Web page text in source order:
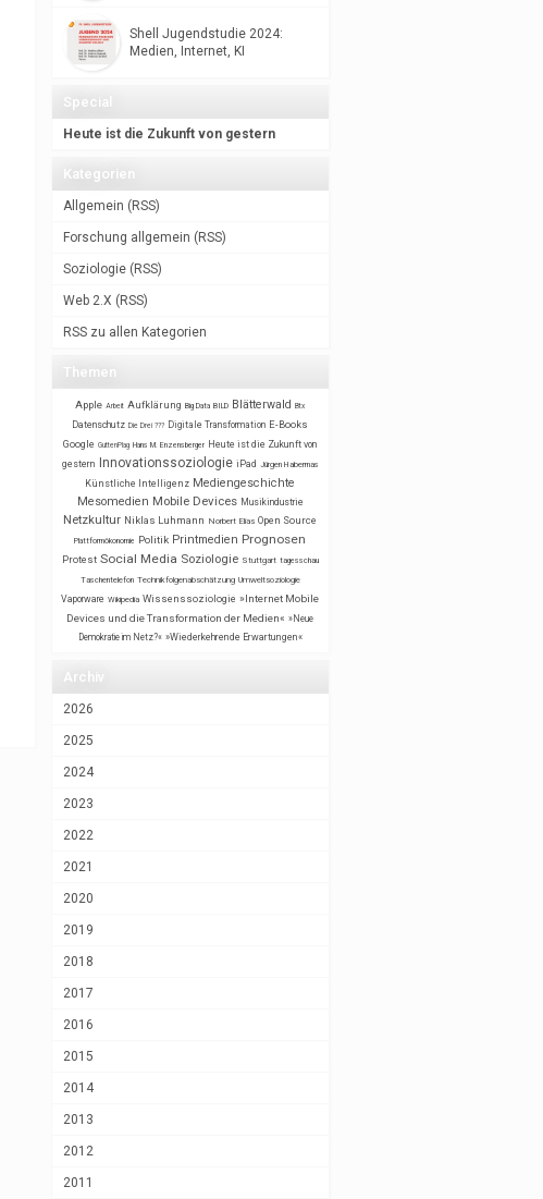
Shell Jugendstudie 2024:
Medien, Internet, KI
Special
Heute ist die Zukunft von gestern
Kategorien
Allgemein ( RSS)
Forschung allgemein ( RSS)
Soziologie( RSS)
Web 2.X ( RSS)
RSS zu allen Kategorien
Themen
Apple Arbeit Aufklärung Big Data BILD Blätterwald Btx
Datenschutz Die Drei ??? Digitale Transformation E-Books
Google GuttenPlag Hans M. Enzensberger Heute ist die Zukunft von
gestern
Innovationssoziologie iPad Jürgen Habermas
Künstliche Intelligenz Mediengeschichte
Mesomedien Mobile Devices Musikindustrie
Netzkultur Niklas Luhmann Norbert Elias Open Source
Plattformökonomie Politik Printmedien Prognosen
Protest Social Media Soziologie Stuttgart tagesschau
Taschentelefon Technikfolgenabschätzung Umweltsoziologie
Vaporware Wikipedia Wissenssoziologie »Internet Mobile
Devices und die Transformation der Medien« »Neue
Demokratie im Netz?« »Wiederkehrende Erwartungen«
Archiv
2026
2025
2024
2023
2022
2021
2020
2019
2018
2017
2016
2015
2014
2013
2012
2011